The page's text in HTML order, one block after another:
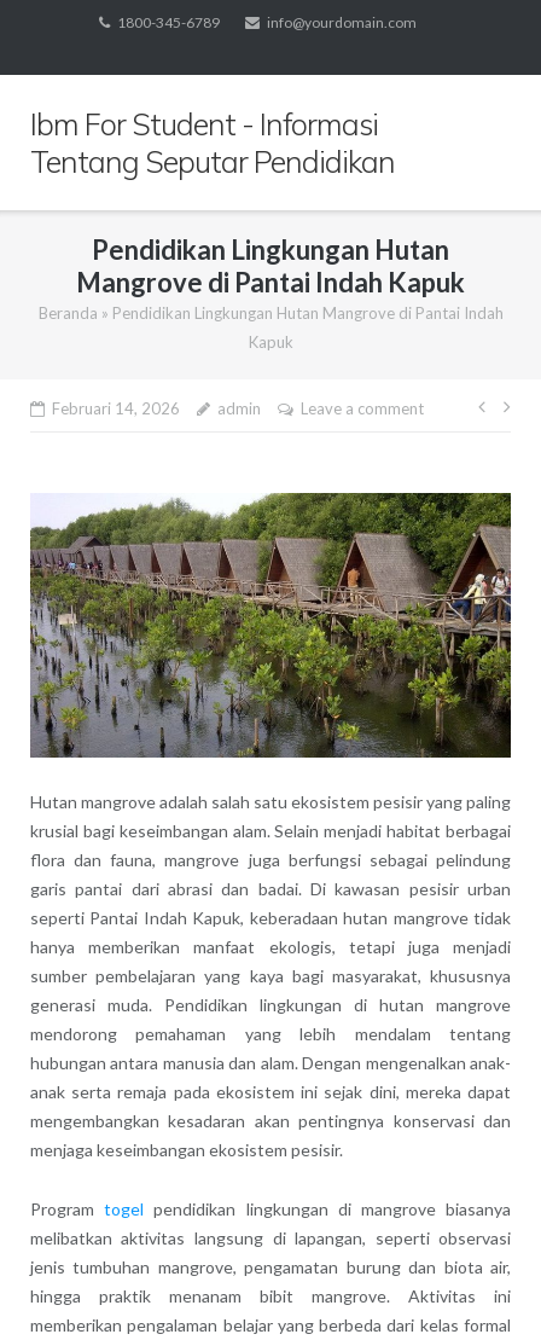
content
1800-345-6789 info@yourdomain.com
Ibm For Student - Informasi
Tentang Seputar Pendidikan
Pendidikan Lingkungan Hutan
Mangrove di Pantai Indah Kapuk
Beranda » Pendidikan Lingkungan Hutan Mangrove di Pantai Indah
Kapuk
Februari 14, 2026 admin Leave a comment
Hutan mangrove adalah salah satu ekosistem pesisir yang paling
krusial bagi keseimbangan alam. Selain menjadi habitat berbagai
flora dan fauna, mangrove juga berfungsi sebagai pelindung
garis pantai dari abrasi dan badai. Di kawasan pesisir urban
seperti Pantai Indah Kapuk, keberadaan hutan mangrove tidak
hanya memberikan manfaat ekologis, tetapi juga menjadi
sumber pembelajaran yang kaya bagi masyarakat, khususnya
generasi muda. Pendidikan lingkungan di hutan mangrove
mendorong pemahaman yang lebih mendalam tentang
hubungan antara manusia dan alam. Dengan mengenalkan anak-
anak serta remaja pada ekosistem ini sejak dini, mereka dapat
mengembangkan kesadaran akan pentingnya konservasi dan
menjaga keseimbangan ekosistem pesisir.
Programtogel pendidikan lingkungan di mangrove biasanya
melibatkan aktivitas langsung di lapangan, seperti observasi
jenis tumbuhan mangrove, pengamatan burung dan biota air,
hingga praktik menanam bibit mangrove. Aktivitas ini
memberikan pengalaman belajar yang berbeda dari kelas formal